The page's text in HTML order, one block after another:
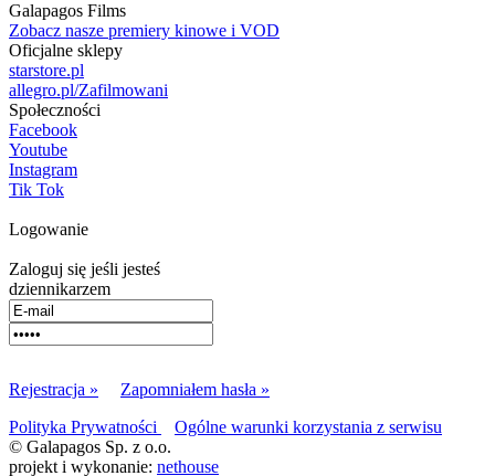
Galapagos Films
Zobacz nasze premiery kinowe i VOD
Oficjalne sklepy
starstore.pl
allegro.pl/Zafilmowani
Społeczności
Facebook
Youtube
Instagram
Tik Tok
Logowanie
Zaloguj się jeśli jesteś
dziennikarzem
Rejestracja »
Zapomniałem hasła »
Polityka Prywatności
Ogólne warunki korzystania z serwisu
© Galapagos Sp. z o.o.
projekt i wykonanie: nethouse